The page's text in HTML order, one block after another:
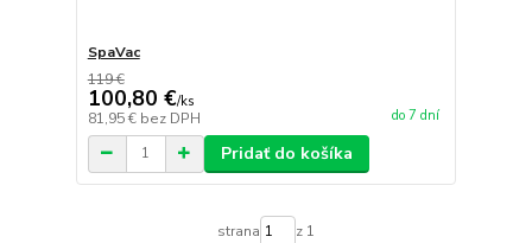
SpaVac
119 €
100,80 €/ks
81,95 € bez DPH do 7 dní
Pridať do košíka
strana z 1